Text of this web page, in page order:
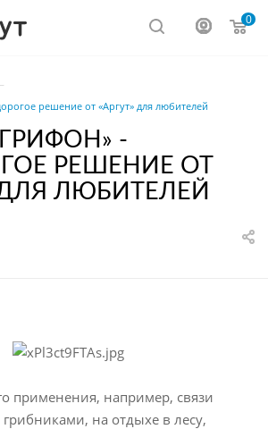
0
решение от «Аргут» для любителей
-
РЕШЕНИЕ ОТ
ДЛЯ ЛЮБИТЕЛЕЙ
применения, например, связи
на отдыхе в лесу,